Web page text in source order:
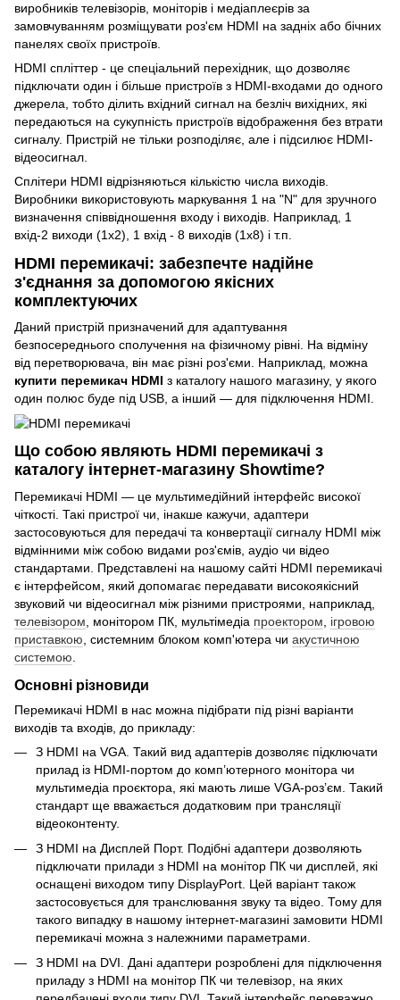
виробників телевізорів, моніторів і медіаплеєрів за
замовчуванням розміщувати роз'єм HDMI на задніх або бічних
панелях своїх пристроїв.
HDMI спліттер - це спеціальний перехідник, що дозволяє
підключати один і більше пристроїв з HDMI-входами до одного
джерела, тобто ділить вхідний сигнал на безліч вихідних, які
передаються на сукупність пристроїв відображення без втрати
сигналу. Пристрій не тільки розподіляє, але і підсилює HDMI-
відеосигнал.
Сплітери HDMI відрізняються кількістю числа виходів.
Виробники використовують маркування 1 на "N" для зручного
визначення співвідношення входу і виходів. Наприклад, 1
вхід-2 виходи (1х2), 1 вхід - 8 виходів (1х8) і т.п.
HDMI перемикачі: забезпечте надійне
з'єднання за допомогою якісних
комплектуючих
Даний пристрій призначений для адаптування
безпосереднього сполучення на фізичному рівні. На відміну
від перетворювача, він має різні роз'єми. Наприклад, можна
купити перемикач HDMI з каталогу нашого магазину, у якого
один полюс буде під USB, а інший — для підключення HDMI.
Що собою являють HDMI перемикачі з
каталогу інтернет-магазину Showtime?
Перемикачі HDMI — це мультимедійний інтерфейс високої
чіткості. Такі пристрої чи, інакше кажучи, адаптери
застосовуються для передачі та конвертації сигналу HDMI між
відмінними між собою видами роз'ємів, аудіо чи відео
стандартами. Представлені на нашому сайті HDMI перемикачі
є інтерфейсом, який допомагає передавати високоякісний
звуковий чи відеосигнал між різними пристроями, наприклад,
телевізором , монітором ПК, мультімедіа проектором
ігровою
приставкою , системним блоком комп'ютера чи акустичною
системою
Основні різновиди
Перемикачі HDMI в нас можна підібрати під різні варіанти
виходів та входів, до прикладу:
З HDMI на VGA. Такий вид адаптерів дозволяє підключати
прилад із HDMI-портом до комп’ютерного монітора чи
мультимедіа проєктора, які мають лише VGA-роз’єм. Такий
стандарт ще вважається додатковим при трансляції
відеоконтенту.
З HDMI на Дисплей Порт. Подібні адаптери дозволяють
підключати прилади з HDMI на монітор ПК чи дисплей, які
оснащені виходом типу DisplayPort. Цей варіант також
застосовується для транслювання звуку та відео. Тому для
такого випадку в нашому інтернет-магазині замовити HDMI
перемикачі можна з належними параметрами.
З HDMI на DVI. Дані адаптери розроблені для підключення
приладу з HDMI на монітор ПК чи телевізор, на яких